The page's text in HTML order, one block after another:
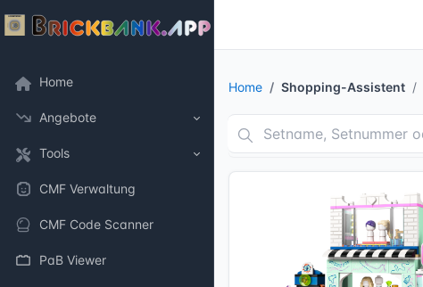
Home
Angebote
Tools
CMF Verwaltung
CMF Code Scanner
PaB Viewer
Home Shopping-Assistent